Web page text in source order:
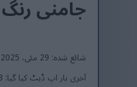
جامنی
شائع شدہ: 29 مئی، 2025 کو 9:26:04 AM UTC
آخری بار اپ ڈیٹ کیا گیا: 28 دسمبر، 2025 کو 4:38:38 PM UTC